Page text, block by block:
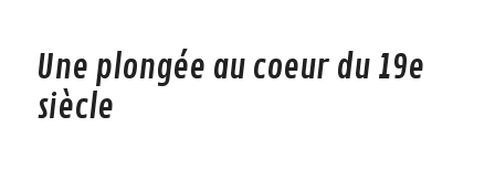
Une plongée au coeur du 19e
siècle